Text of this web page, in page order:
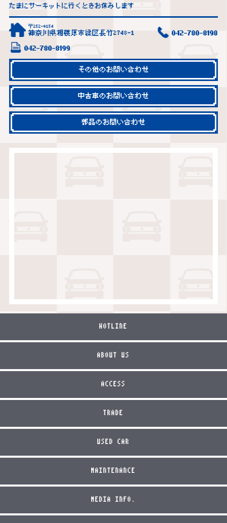
たまにサーキットに行くときお休みします
〒252-0154
神奈川県相模原市緑区長竹2748-1 042-780-8198
042-780-8199
その他のお問い合わせ
中古車のお問い合わせ
部品のお問い合わせ
HOTLINE
ABOUT US
ACCESS
TRADE
USED CAR
MAINTENANCE
MEDIA INFO.